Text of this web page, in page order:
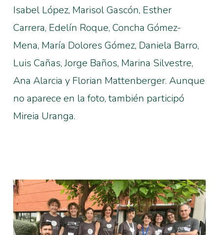
Isabel López, Marisol Gascón, Esther
Carrera, Edelín Roque, Concha Gómez-
Mena, María Dolores Gómez, Daniela Barro,
Luis Cañas, Jorge Baños, Marina Silvestre,
Ana Alarcia y Florian Mattenberger. Aunque
no aparece en la foto, también participó
Mireia Uranga.